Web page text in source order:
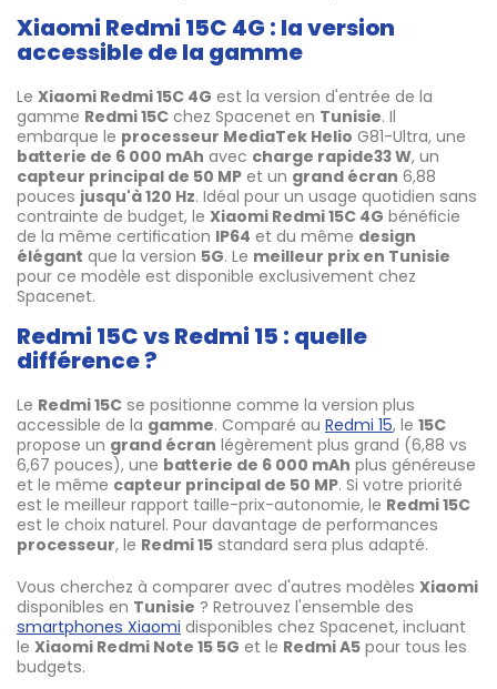
Xiaomi Redmi 15C 4G : la version
accessible de la gamme
Le Xiaomi Redmi 15C 4G est la version d'entrée de la
gamme Redmi 15C chez Spacenet en Tunisie. Il
embarque le processeur MediaTek Helio G81-Ultra, une
batterie de 6 000 mAh avec charge rapide33 W, un
capteur principal de 50 MP et un grand écran 6,88
pouces jusqu'à 120 Hz. Idéal pour un usage quotidien sans
contrainte de budget, le Xiaomi Redmi 15C 4G bénéficie
de la même certification IP64 et du même design
élégant que la version 5G. Le meilleur prix en Tunisie
pour ce modèle est disponible exclusivement chez
Spacenet.
Redmi 15C vs Redmi 15 : quelle
différence ?
Le Redmi 15C se positionne comme la version plus
accessible de la gamme. Comparé au Redmi 15, le 15C
propose un grand écran légèrement plus grand (6,88 vs
6,67 pouces), une batterie de 6 000 mAh plus généreuse
et le même capteur principal de 50 MP. Si votre priorité
est le meilleur rapport taille-prix-autonomie, le Redmi 15C
est le choix naturel. Pour davantage de performances
processeur, le Redmi 15 standard sera plus adapté.
Vous cherchez à comparer avec d'autres modèles Xiaomi
disponibles en Tunisie ? Retrouvez l'ensemble des
smartphones Xiaomi disponibles chez Spacenet, incluant
le Xiaomi Redmi Note 15 5G et le Redmi A5 pour tous les
budgets.